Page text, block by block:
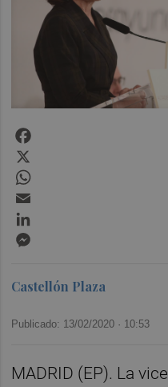
Castellón Plaza
Publicado: 13/02/2020 · 10:53
MADRID (EP). La